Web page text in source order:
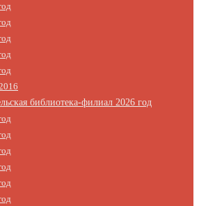
библиотека-филиал 2026 год